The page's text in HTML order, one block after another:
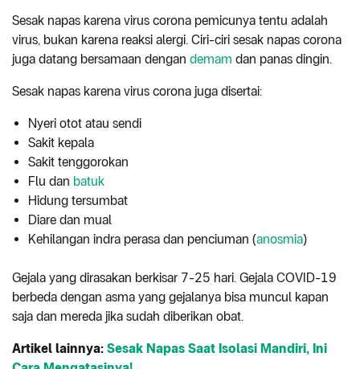
Sesak napas karena virus corona pemicunya tentu adalah
virus, bukan karena reaksi alergi. Ciri-ciri sesak napas corona
juga datang bersamaan dengan demam dan panas dingin.
Sesak napas karena virus corona juga disertai:
Nyeri otot atau sendi
Sakit kepala
Sakit tenggorokan
Flu dan batuk
Hidung tersumbat
Diare dan mual
Kehilangan indra perasa dan penciuman (anosmia)
Gejala yang dirasakan berkisar 7-25 hari. Gejala COVID-19
berbeda dengan asma yang gejalanya bisa muncul kapan
saja dan mereda jika sudah diberikan obat.
Artikel lainnya: Sesak Napas Saat Isolasi Mandiri, Ini